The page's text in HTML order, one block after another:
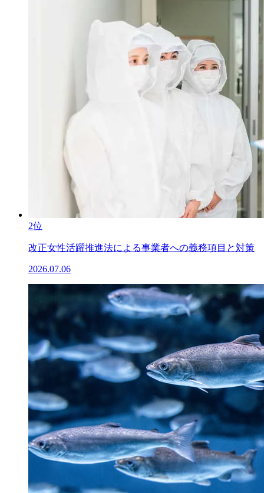
2位
改正女性活躍推進法による事業者への義務項目と対策
2026.07.06